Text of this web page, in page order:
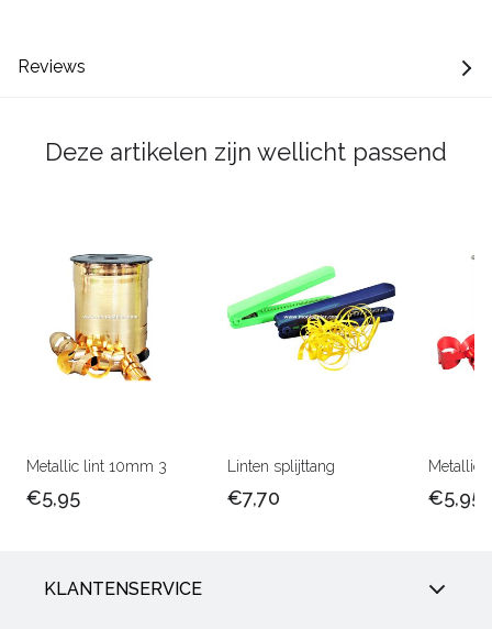
Reviews
Deze artikelen zijn wellicht passend
Metallic lint 10mm 3
€5,95
Linten splijttang
€7,70
Metallic
€5,95
KLANTENSERVICE